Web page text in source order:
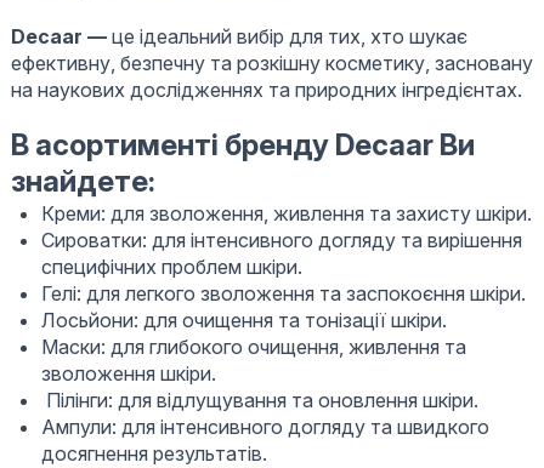
Decaar — це ідеальний вибір для тих, хто шукає
ефективну, безпечну та розкішну косметику, засновану
на наукових дослідженнях та природних інгредієнтах.
В асортименті бренду Decaar Ви
знайдете:
Креми: для зволоження, живлення та захисту шкіри.
Сироватки: для інтенсивного догляду та вирішення
специфічних проблем шкіри.
Гелі: для легкого зволоження та заспокоєння шкіри.
Лосьйони: для очищення та тонізації шкіри.
Маски: для глибокого очищення, живлення та
зволоження шкіри.
Пілінги: для відлущування та оновлення шкіри.
Ампули: для інтенсивного догляду та швидкого
досягнення результатів.